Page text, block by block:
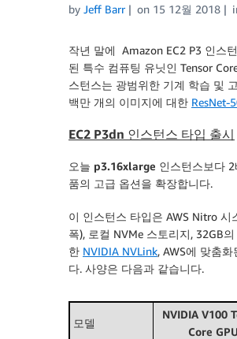
by Jeff Barr on 15 12월 2018
작년 말에 Amazon EC2 P3 인스
된 특수 컴퓨팅 유닛인 Tensor
스턴스는 광범위한 기계 학습 및
백만 개의 이미지에 대한 ResNet-
EC2 P3dn 인스턴스 타입 출시
오늘 p3.16xlarge 인스턴스보다
품의 고급 옵션을 확장합니다.
이 인스턴스 타입은 AWS Nitro
폭), 로컬 NVMe 스토리지, 32GB
한 NVIDIA NVLink, AWS에 맞춤
다. 사양은 다음과 같습니다.
모델
NVIDIA V100
Core GPU